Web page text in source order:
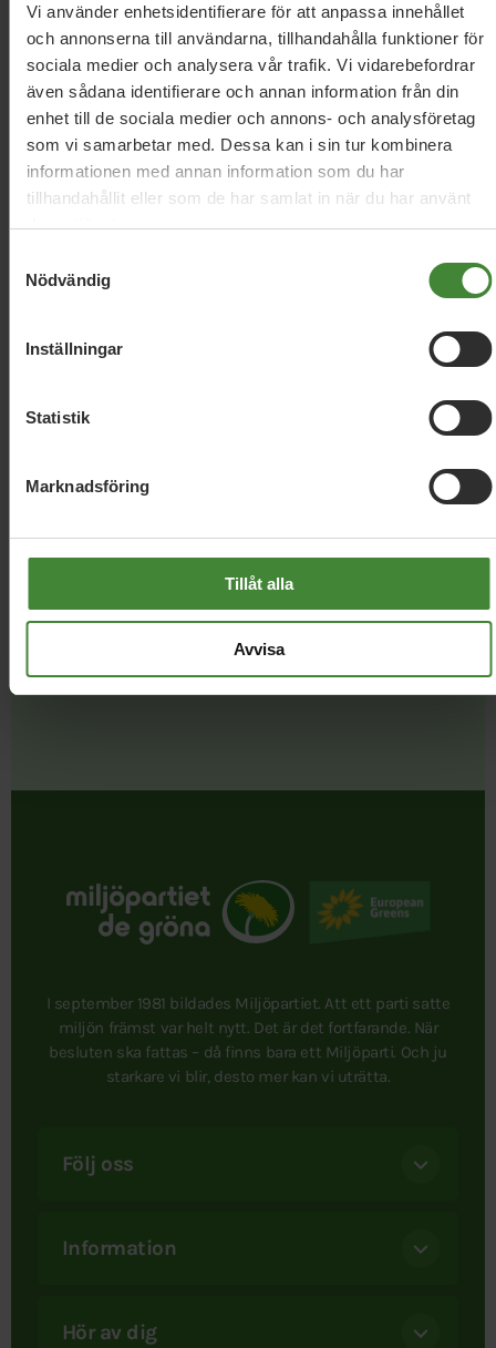
Vi använder enhetsidentifierare för att anpassa innehållet
och annonserna till användarna, tillhandahålla funktioner för
sociala medier och analysera vår trafik. Vi vidarebefordrar
även sådana identifierare och annan information från din
enhet till de sociala medier och annons- och analysföretag
som vi samarbetar med. Dessa kan i sin tur kombinera
informationen med annan information som du har
tillhandahållit eller som de har samlat in när du har använt
deras tjänster.
Nödvändig
Inställningar
Statistik
Marknadsföring
Tillåt alla
Avvisa
1 juni 2023
Per Bolunds tal på Järvaveckan
8 september 2021
Nu ska vi bygga mer hållbara och
Dela denna sida och hjälp oss
sprida vårt budskap
I september 1981 bildades Miljöpartiet. Att ett parti satte
miljön främst var helt nytt. Det är det fortfarande. När
besluten ska fattas – då finns bara ett Miljöparti. Och ju
starkare vi blir, desto mer kan vi uträtta.
Följ oss
Information
Hör av dig